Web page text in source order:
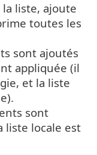
liste, ajoute
toutes les
sont ajoutés
appliquée (il
et la liste
sont
liste locale est